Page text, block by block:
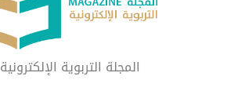
المجلة التربوية الإلكترونية